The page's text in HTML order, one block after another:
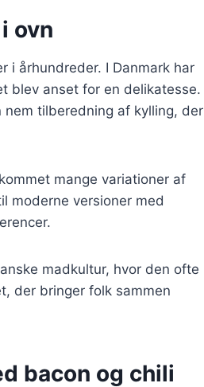
ovn
i århundreder. I Danmark har
blev anset for en delikatesse.
tilberedning af kylling, der
mange variationer af
moderne versioner med
madkultur, hvor den ofte
der bringer folk sammen
bacon og chili